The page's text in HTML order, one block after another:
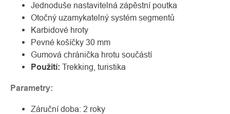
Jednoduše nastavitelná zápěstní poutka
Otočný uzamykatelný systém segmentů
Karbidové hroty
Pevné košíčky 30 mm
Gumová chránička hrotu součástí
Použití: Trekking, turistika
Parametry:
Záruční doba: 2 roky